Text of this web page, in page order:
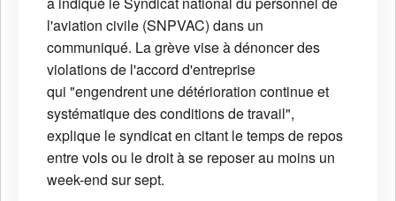
l'aviation civile (SNPVAC) dans un
communiqué. La grève vise à dénoncer des
violations de l'accord d'entreprise
qui "engendrent une détérioration continue et
systématique des conditions de travail",
explique le syndicat en citant le temps de repos
entre vols ou le droit à se reposer au moins un
week-end sur sept.